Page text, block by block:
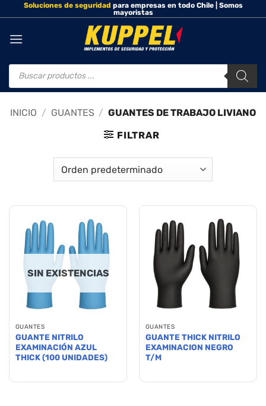
Saltar
al
contenido
Soluciones de seguridad para empresas en todo Chile | Somos
mayoristas
Búsqueda
INICIO / GUANTES / GUANTES DE TRABAJO LIVIANO
FILTRAR
SIN EXISTENCIAS
GUANTES
GUANTE NITRILO
EXAMINACIÓN AZUL
THICK (100 UNIDADES)
producto
GUANTES
GUANTE THICK NITRILO
EXAMINACION NEGRO
T/M